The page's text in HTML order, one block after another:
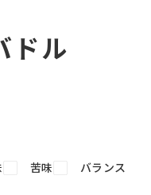
ドル
苦味 バランス